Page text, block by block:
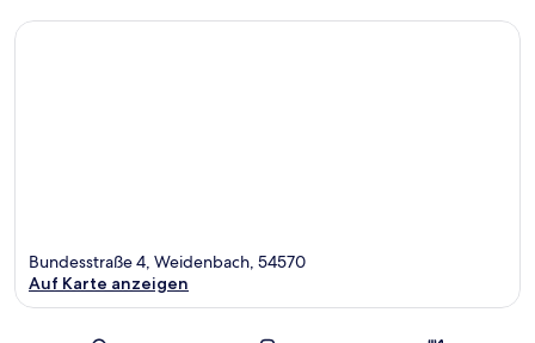
Bundesstraße 4, Weidenbach, 54570
Auf Karte anzeigen